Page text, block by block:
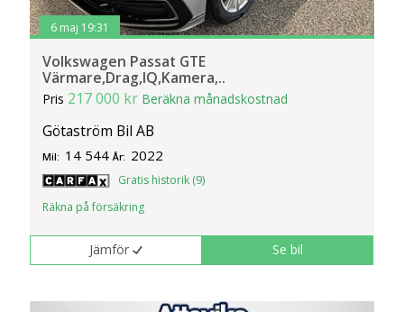
6 maj 19:31
Volkswagen Passat GTE
Värmare,Drag,IQ,Kamera,..
Pris 217 000 kr Beräkna månadskostnad
Götaström Bil AB
Mil: 14 544 År: 2022
Gratis historik (9)
Räkna på försäkring
Jämför Se bil